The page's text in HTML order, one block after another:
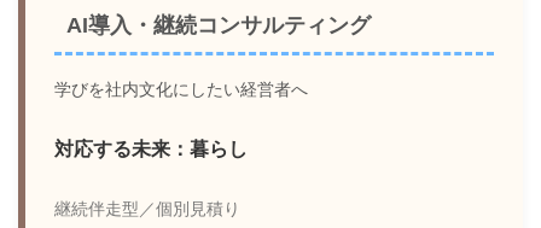
AI導入・継続コンサルティング
学びを社内文化にしたい経営者へ
対応する未来：暮らし
継続伴走型／個別見積り